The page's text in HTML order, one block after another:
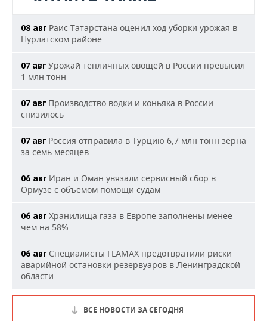
08 авг Раис Татарстана оценил ход уборки урожая в
Нурлатском районе
07 авг Урожай тепличных овощей в России превысил
1 млн тонн
07 авг Производство водки и коньяка в России
снизилось
07 авг Россия отправила в Турцию 6,7 млн тонн зерна
за семь месяцев
06 авг Иран и Оман увязали сервисный сбор в
Ормузе с объемом помощи судам
06 авг Хранилища газа в Европе заполнены менее
чем на 58%
06 авг Специалисты FLAMAX предотвратили риски
аварийной остановки резервуаров в Ленинградской
области
ВСЕ НОВОСТИ ЗА СЕГОДНЯ